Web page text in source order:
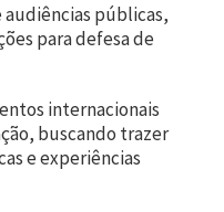
públicas,
para defesa de
internacionais
buscando trazer
e experiências